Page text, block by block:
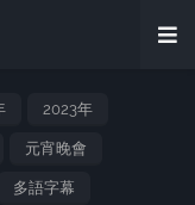
2023年
元宵晚會
多語字幕